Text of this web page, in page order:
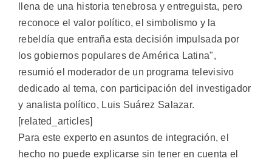
llena de una historia tenebrosa y entreguista, pero
reconoce el valor político, el simbolismo y la
rebeldía que entraña esta decisión impulsada por
los gobiernos populares de América Latina",
resumió el moderador de un programa televisivo
dedicado al tema, con participación del investigador
y analista político, Luis Suárez Salazar.
[related_articles]
Para este experto en asuntos de integración, el
hecho no puede explicarse sin tener en cuenta el